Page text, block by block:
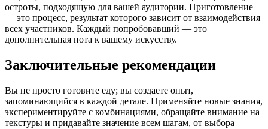
остроты, подходящую для вашей аудитории. Приготовление
— это процесс, результат которого зависит от взаимодействия
всех участников. Каждый попробовавший — это
дополнительная нота к вашему искусству.
Заключительные рекомендации
Вы не просто готовите еду; вы создаете опыт,
запоминающийся в каждой детале. Применяйте новые знания,
экспериментируйте с комбинациями, обращайте внимание на
текстуры и придавайте значение всем шагам, от выбора